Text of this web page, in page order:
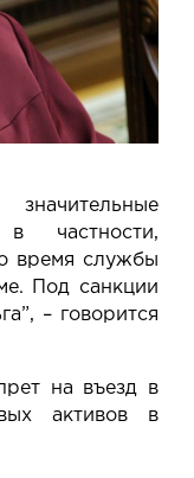
в частности,
время службы
Под санкции
– говорится
на въезд в
активов в